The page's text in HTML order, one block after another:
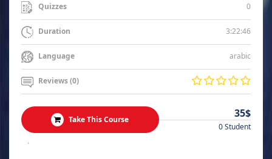
Quizzes 0
Duration 3:22:46
Language arabic
Reviews (0)
Take This Course 35$
0 Student
.